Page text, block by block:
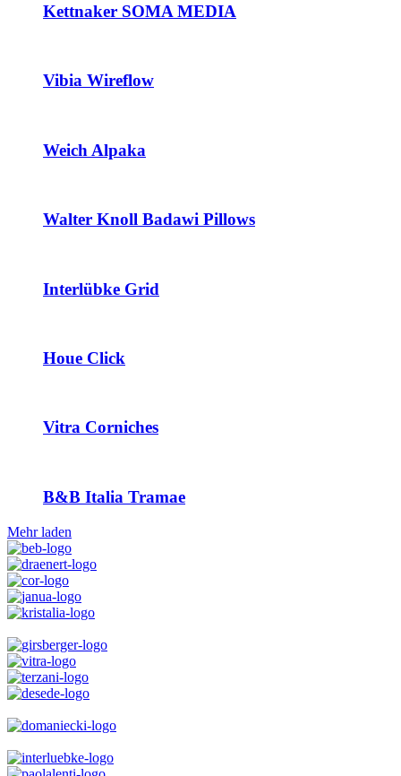
Kettnaker SOMA MEDIA
Vibia Wireflow
Weich Alpaka
Walter Knoll Badawi Pillows
Interlübke Grid
Houe Click
Vitra Corniches
B&B Italia Tramae
Mehr laden